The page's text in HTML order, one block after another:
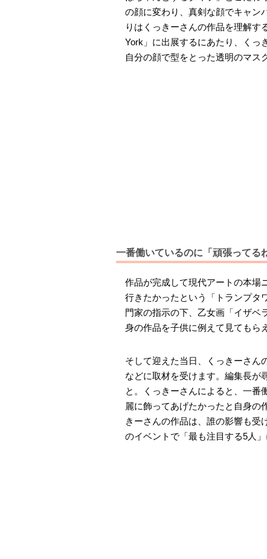
の顔に変わり、真剣な顔でキャン
りはくっきーさんの作品を理解す
York」に出展するにあたり、くっ
自分の顔で型をとった透明のマス
一番働いているのに「頑張って
作品が完成して現代アートの本場
行きたかったという「トランプタ
門家の指示の下、乙女画「イザベ
身の作品を子供に例えて見てもら
そして迎えた当日、くっきーさん
などに取材を受けます。編集長が
と。くっきーさんによると、一番
麗に飾ってあげたかったと自身の
きーさんの作品は、誰の影響も受
のイベントで「最も注目する5人